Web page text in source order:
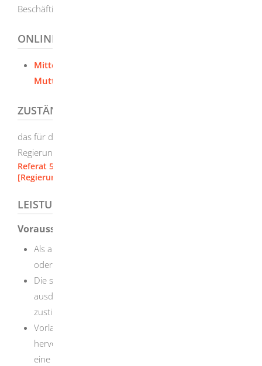
Beschäftigung einer schwangeren oder stillenden Frau.
ONLINEANTRAG UND FORMULARE
Mitteilung und Antrag gemäß
Mutterschutzgesetz
ZUSTÄNDIGE STELLE
das für den Beschäftigungsort der Frau zuständige
Regierungspräsidium
Referat 54.3 - Fachgruppe Mutterschutz
[Regierungspräsidium Stuttgart]
LEISTUNGSDETAILS
Voraussetzungen
Als antragstellende Person müssen Sie Arbeitgeberin
oder Arbeitgeber sein.
Die schwangere oder stillende Frau hat sich
ausdrücklich dazu bereit erklärt. D
zustimmende Erklärung jederzeit widerrufen
Vorlage eines ärztlichen Zeugnisses, aus dem
hervorgeht, dass keine Gründe vorliegen, die gegen
eine Beschäftigung bis 22 Uhr sprechen.